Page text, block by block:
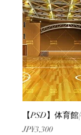
【PSD】体育
價格
JP¥3,300